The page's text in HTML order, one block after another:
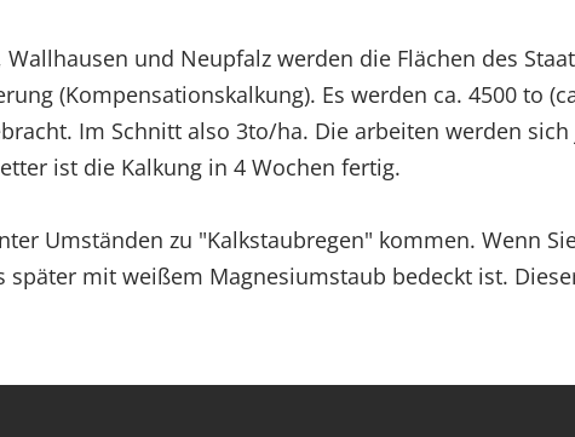
und Neupfalz werden die Flächen des
(Kompensationskalkung). Es werden ca. 4500 to
Im Schnitt also 3to/ha. Die arbeiten werden sich
ist die Kalkung in 4 Wochen fertig.
Umständen zu "Kalkstaubregen" kommen. Wenn
mit weißem Magnesiumstaub bedeckt ist.